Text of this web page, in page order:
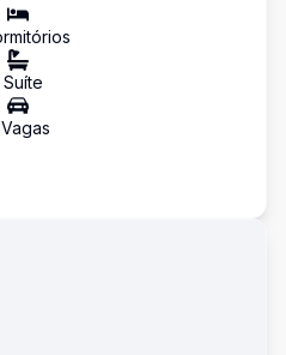
s
Suíte
Vagas